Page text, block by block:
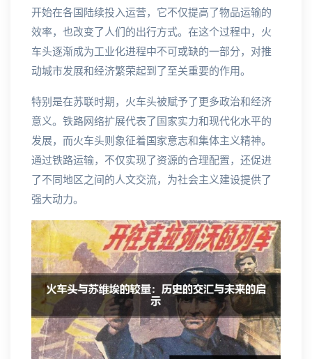
开始在各国陆续投入运营，它不仅提高了物品运输的
效率，也改变了人们的出行方式。在这个过程中，火
车头逐渐成为工业化进程中不可或缺的一部分，对推
动城市发展和经济繁荣起到了至关重要的作用。
特别是在苏联时期，火车头被赋予了更多政治和经济
意义。铁路网络扩展代表了国家实力和现代化水平的
发展，而火车头则象征着国家意志和集体主义精神。
通过铁路运输，不仅实现了资源的合理配置，还促进
了不同地区之间的人文交流，为社会主义建设提供了
强大动力。